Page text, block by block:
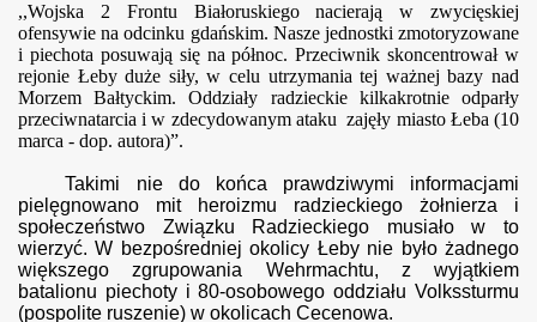
,,Wojska 2 Frontu Białoruskiego nacierają w zwycięskiej
ofensywie na odcinku gdańskim. Nasze jednostki zmotoryzowane
i piechota posuwają się na północ. Przeciwnik skoncentrował w
rejonie Łeby duże siły, w celu utrzymania tej ważnej bazy nad
Morzem Bałtyckim. Oddziały radzieckie kilkakrotnie odparły
przeciwnatarcia i w zdecydowanym ataku zajęły miasto Łeba (10
marca - dop. autora)”.
Takimi nie do końca prawdziwymi informacjami
pielęgnowano mit heroizmu radzieckiego żołnierza i
społeczeństwo Związku Radzieckiego musiało w to
wierzyć. W bezpośredniej okolicy Łeby nie było żadnego
większego zgrupowania Wehrmachtu, z wyjątkiem
batalionu piechoty i 80-osobowego oddziału Volkssturmu
(pospolite ruszenie) w okolicach Cecenowa.